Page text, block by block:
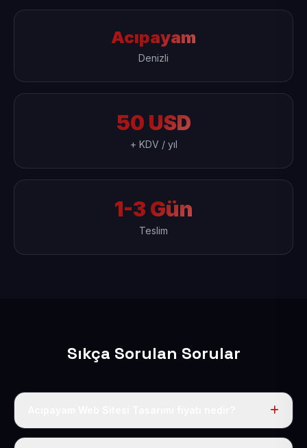
Acıpayam
Denizli
50 USD
+ KDV / yıl
1-3 Gün
Teslim
Sıkça Sorulan Sorular
Tek fiyat uygulanır: yıllık 50 USD + KDV. Bu bedele alan